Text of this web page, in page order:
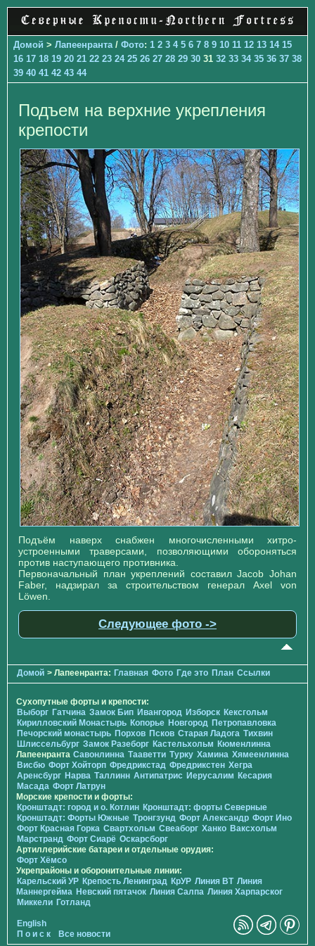
Домой > Лапеенранта / Фото: 1 2 3 4 5 6 7 8 9 10 11 12 13 14 15
16 17 18 19 20 21 22 23 24 25 26 27 28 29 30 31 32 33 34 35 36 37 38
39 40 41 42 43 44
Подъем на верхние укрепления
крепости
Подъём наверх снабжен многочисленными хитро-
устроенными траверсами, позволяющими обороняться
против наступающего противника.
Первоначальный план укреплений составил Jacob Johan
Faber, надзирал за строительством генерал Axel von
Löwen.
Следующее фото ->
Домой > Лапеенранта: Главная Фото Где это План Ссылки
Сухопутные форты и крепости:
Выборг Гатчина Замок Бип Ивангород Изборск Кексгольм
Кирилловский Монастырь Копорье Новгород Петропавловка
Печорcкий монастырь Порхов Псков Старая Ладога Тихвин
Шлиссельбург Замок Разеборг Кастельхольм Кюменлинна
Лапеенранта Савонлинна Тааветти Турку Хамина Хямеенлинна
Висбю Форт Хойторп Фредрикстад Фредрикстен Хегра
Аренсбург Нарва Таллинн Антипатрис Иерусалим Кесария
Масада Форт Латрун
Морские крепости и форты:
Кронштадт: город и о. Котлин Кронштадт: форты Северные
Кронштадт: Форты Южные Тронгзунд Форт Александр Форт Ино
Форт Красная Горка Свартхольм Свеаборг Ханко Ваксхольм
Марстранд Форт Сиарё Оскарсборг
Артиллерийские батареи и отдельные орудия:
Форт Хёмсо
Укрепрайоны и оборонительные линии:
Карельский УР Крепость Ленинград КрУР Линия ВТ Линия
Маннергейма Невский пятачок Линия Салпа Линия Харпарског
Миккели Готланд
English
П о и с к
Все новости